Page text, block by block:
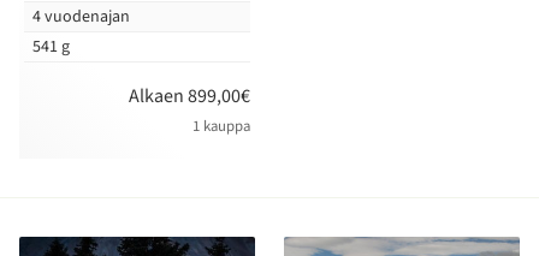
4 vuodenajan
541 g
Alkaen 899,00€
1 kauppa